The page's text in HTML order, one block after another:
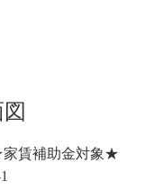
賃補助金対象★